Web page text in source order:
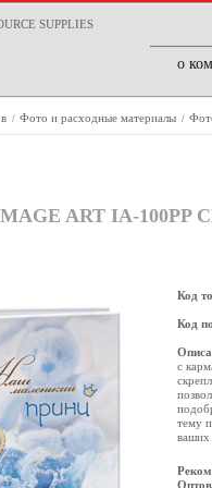
о
/ Фото и расходные материалы /
ART IA-
Код
Код
с
тему
ваших